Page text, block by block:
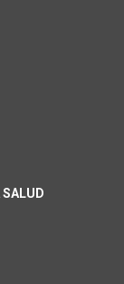
SALUD